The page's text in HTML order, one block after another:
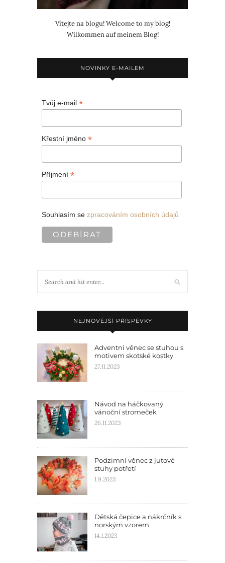
Vítejte na blogu! Welcome to my blog!
Wilkommen auf meinem Blog!
NOVINKY E-MAILEM
Tvůj e-mail *
Křestní jméno *
Příjmení *
Souhlasím se zpracováním osobních údajů
NEJNOVĚJŠÍ PŘÍSPĚVKY
Adventní věnec se stuhou s
motivem skotské kostky
27.11.2023
Návod na háčkovaný
vánoční stromeček
26.11.2023
Podzimní věnec z jutové
stuhy potřetí
1.9.2023
Dětská čepice a nákrčník s
norským vzorem
14.1.2023